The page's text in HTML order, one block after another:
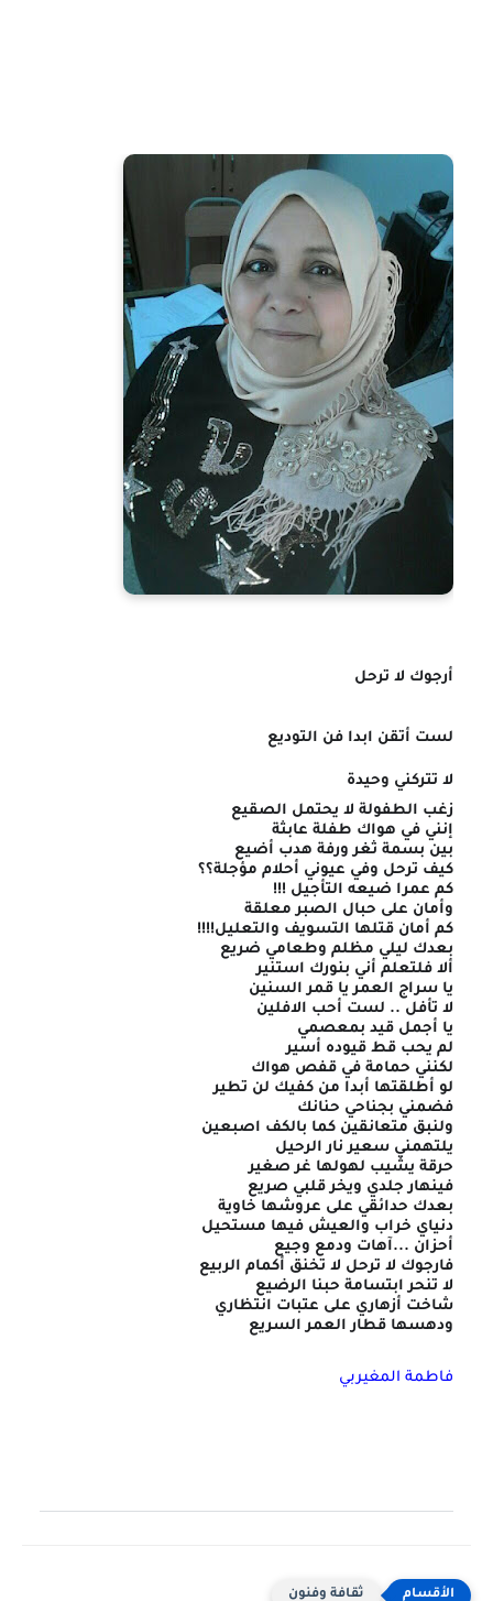
أرجوك لا ترحل
لست أتقن ابدا فن التوديع
لا تتركني وحيدة
زغب الطفولة لا يحتمل الصقيع
إنني في هواك طفلة عابثة
بين بسمة ثغر ورفة هدب أضيع
كيف ترحل وفي عيوني أحلام مؤجلة؟؟
كم عمرا ضيعه التأجيل !!!
وأمان على حبال الصبر معلقة
كم أمان قتلها التسويف والتعليل!!!!
بعدك ليلي مظلم وطعامي ضريع
ألا فلتعلم أني بنورك استنير
يا سراج العمر يا قمر السنين
لا تأفل .. لست أحب الافلين
يا أجمل قيد بمعصمي
لم يحب قط قيوده أسير
لكنني حمامة في قفص هواك
لو أطلقتها أبدا من كفيك لن تطير
فضمني بجناحي حنانك
ولنبق متعانقين كما بالكف اصبعين
يلتهمني سعير نار الرحيل
حرقة يشيب لهولها غر صغير
فينهار جلدي ويخر قلبي صريع
بعدك حدائقي على عروشها خاوية
دنياي خراب والعيش فيها مستحيل
أحزان ...آهات ودمع وجيع
فارجوك لا ترحل لا تخنق أكمام الربيع
لا تنحر ابتسامة حبنا الرضيع
شاخت أزهاري على عتبات انتظاري
ودهسها قطار العمر السريع
فاطمة المغيربي
ثقافة وفنون